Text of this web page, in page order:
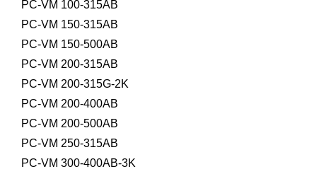
PC-VM 100-315AB
PC-VM 150-315AB
PC-VM 150-500AB
PC-VM 200-315AB
PC-VM 200-315G-2K
PC-VM 200-400AB
PC-VM 200-500AB
PC-VM 250-315AB
PC-VM 300-400AB-3K